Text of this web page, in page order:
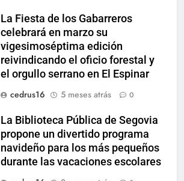
La Fiesta de los Gabarreros
celebrará en marzo su
vigesimoséptima edición
reivindicando el oficio forestal y
el orgullo serrano en El Espinar
cedrus16
5 meses atrás 0
La Biblioteca Pública de Segovia
propone un divertido programa
navideño para los más pequeños
durante las vacaciones escolares